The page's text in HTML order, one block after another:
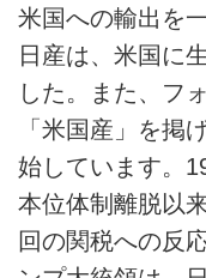
米国への輸出を
日産は、米国に
した。また、フ
「米国産」を掲
始しています。
本位体制離脱以
回の関税への反